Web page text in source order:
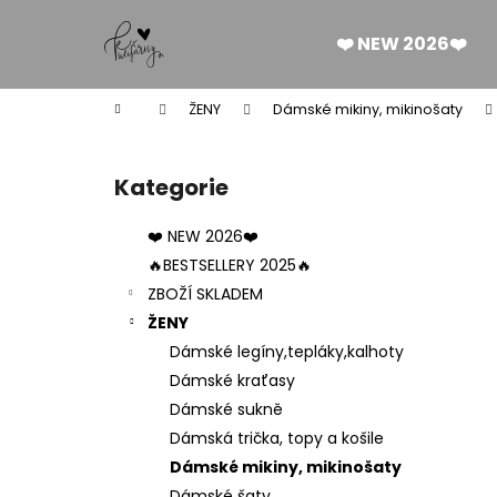
❤️ NEW 2026❤️
Domů ŽENY Dámské mikiny, mikinošaty
Přeskočit
kategorie
Kategorie
❤️ NEW 2026❤️
🔥BESTSELLERY 2025🔥
ZBOŽÍ SKLADEM
ŽENY
Dámské legíny,tepláky,kalhoty
Dámské kraťasy
Dámské sukně
Dámská trička, topy a košile
Dámské mikiny, mikinošaty
í
Zpět
do
Zpět
do
DÁMSKÉ BERMUDY SILK BLACK